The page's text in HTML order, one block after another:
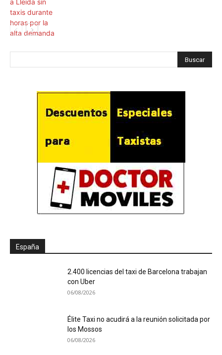
España
2.400 licencias del taxi de Barcelona trabajan
con Uber
06/08/2026
Élite Taxi no acudirá a la reunión solicitada por
los Mossos
06/08/2026